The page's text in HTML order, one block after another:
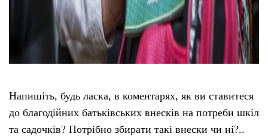
Напишіть, будь ласка, в коментарях, як ви ставитеся
до благодійних батьківських внесків на потреби шкіл
та садочків? Потрібно збирати такі внески чи ні?..